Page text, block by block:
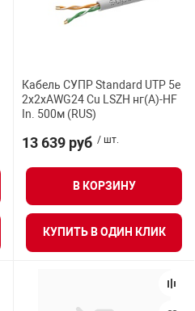
Кабель СУПР Standard UTP 5e
2x2xAWG24 Cu LSZH нг(А)-HF
In. 500м (RUS)
13 639 руб / шт.
В КОРЗИНУ
КУПИТЬ В ОДИН КЛИК